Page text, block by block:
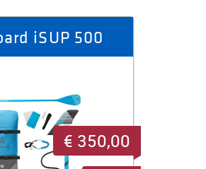
iSUP 500
€ 350,00